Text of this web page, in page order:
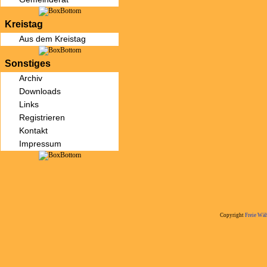
Kreistag
Aus dem Kreistag
Sonstiges
Archiv
Downloads
Links
Registrieren
Kontakt
Impressum
Copyright Freie